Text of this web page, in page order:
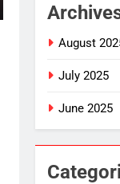
August
July 2025
June 2025